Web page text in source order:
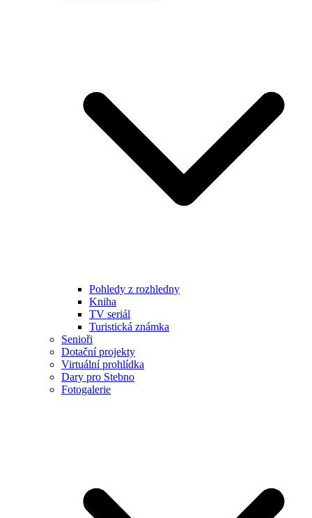
Pohledy z rozhledny
Kniha
TV seriál
Turistická známka
Senioři
Dotační projekty
Virtuální prohlídka
Dary pro Stebno
Fotogalerie